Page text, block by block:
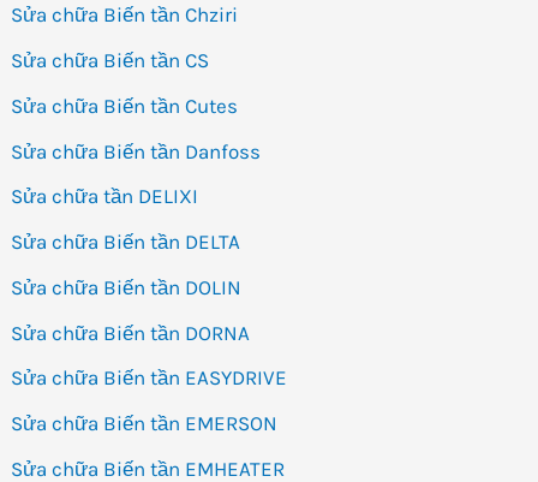
Sửa chữa Biến tần Chziri
Sửa chữa Biến tần CS
Sửa chữa Biến tần Cutes
Sửa chữa Biến tần Danfoss
Sửa chữa tần DELIXI
Sửa chữa Biến tần DELTA
Sửa chữa Biến tần DOLIN
Sửa chữa Biến tần DORNA
Sửa chữa Biến tần EASYDRIVE
Sửa chữa Biến tần EMERSON
Sửa chữa Biến tần EMHEATER